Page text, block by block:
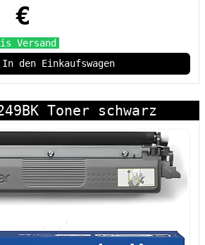
€
Versand
In den Einkaufswagen
Toner schwarz